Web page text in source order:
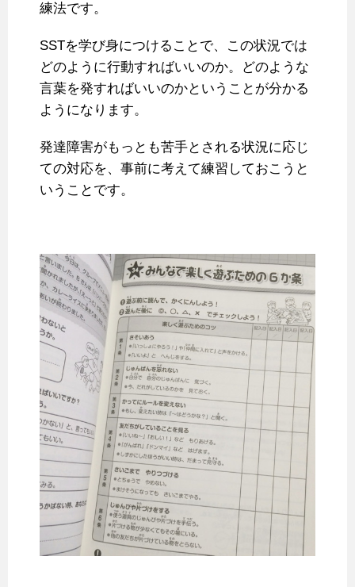
練法です。
SSTを学び身につけることで、この状況では
どのように行動すればいいのか。どのような
言葉を発すればいいのかということが分かる
ようになります。
発達障害がもっとも苦手とされる状況に応じ
ての対応を、事前に考えて練習しておこうと
いうことです。